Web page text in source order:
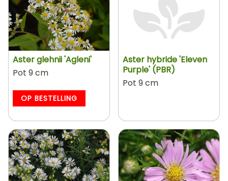
Aster glehnii 'Agleni'
Pot 9 cm
OP BESTELLING
Aster hybride 'Eleven
Purple' (PBR)
Pot 9 cm